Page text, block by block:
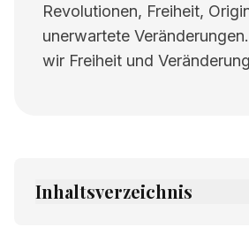
Revolutionen, Freiheit,
unerwartete
wir Freiheit und
Inhaltsverzeichnis